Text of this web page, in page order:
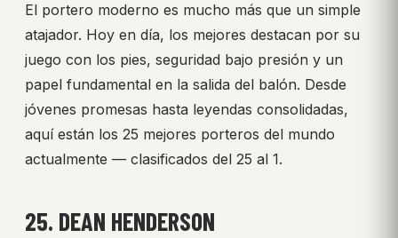
El portero moderno es mucho más que un simple
atajador. Hoy en día, los mejores destacan por su
juego con los pies, seguridad bajo presión y un
papel fundamental en la salida del balón. Desde
jóvenes promesas hasta leyendas consolidadas,
aquí están los 25 mejores porteros del mundo
actualmente — clasificados del 25 al 1.
25. DEAN HENDERSON